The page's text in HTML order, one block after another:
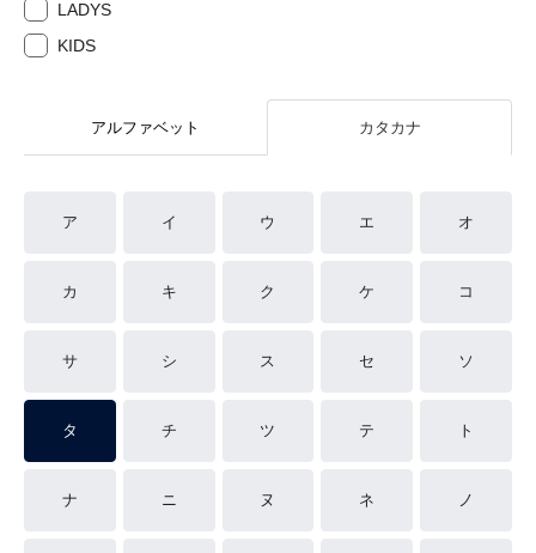
LADYS
KIDS
アルファベット カタカナ
ア イ ウ エ オ
カ キ ク ケ コ
サ シ ス セ ソ
タ チ ツ テ ト
ナ ニ ヌ ネ ノ